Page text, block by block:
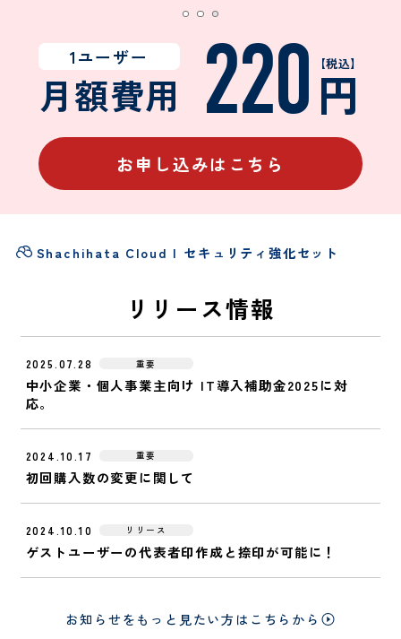
1ユーザー
月額費用 220 【税込】
円
お申し込みはこちら
Shachihata Cloud セキュリティ強化セット
リリース情報
2025.07.28 重要
中小企業・個人事業主向け IT導入補助金2025に対
応。
2024.10.17 重要
初回購入数の変更に関して
2024.10.10 リリース
ゲストユーザーの代表者印作成と捺印が可能に！
お知らせをもっと見たい方はこちらから